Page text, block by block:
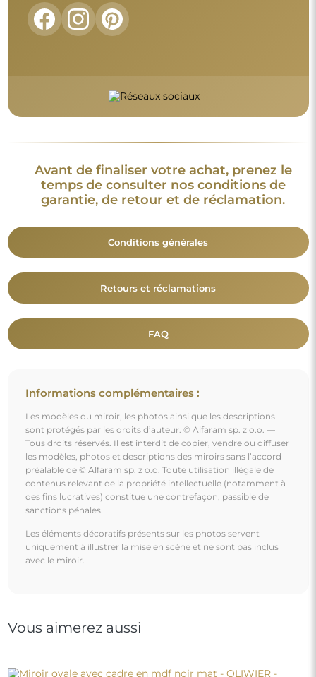
Avant de finaliser votre achat, prenez le
temps de consulter nos conditions de
garantie, de retour et de réclamation.
Conditions générales
Retours et réclamations
FAQ
Informations complémentaires :
Les modèles du miroir, les photos ainsi que les descriptions
sont protégés par les droits d’auteur. © Alfaram sp. z o.o. —
Tous droits réservés. Il est interdit de copier, vendre ou diffuser
les modèles, photos et descriptions des miroirs sans l’accord
préalable de © Alfaram sp. z o.o. Toute utilisation illégale de
contenus relevant de la propriété intellectuelle (notamment à
des fins lucratives) constitue une contrefaçon, passible de
sanctions pénales.
Les éléments décoratifs présents sur les photos servent
uniquement à illustrer la mise en scène et ne sont pas inclus
avec le miroir.
Vous aimerez aussi